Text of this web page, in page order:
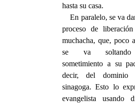
hasta su casa.
En paralelo, se va
proceso de
muchacha, que, poco
se va
sometimiento a su
decir, del dominio
sinagoga. Esto lo
evangelista usando